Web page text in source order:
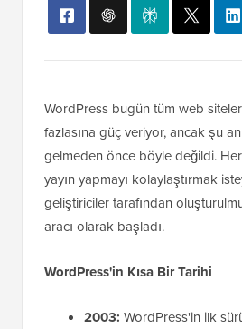
WordPress bugün tüm web
fazlasına güç veriyor, ancak şu
gelmeden önce böyle değildi.
yayın yapmayı kolaylaştırmak
geliştiriciler tarafından
aracı olarak başladı.
WordPress'in Kısa Bir Tarihi
2003: WordPress'in ilk